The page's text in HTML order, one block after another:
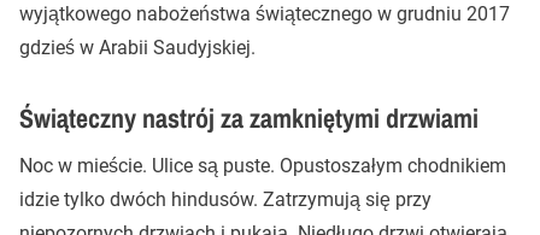
wyjątkowego nabożeństwa świątecznego w grudniu 2017
gdzieś w Arabii Saudyjskiej.
Świąteczny nastrój za zamkniętymi drzwiami
Noc w mieście. Ulice są puste. Opustoszałym chodnikiem
idzie tylko dwóch hindusów. Zatrzymują się przy